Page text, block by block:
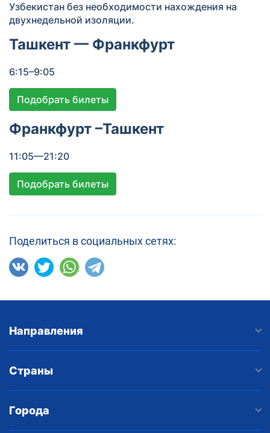
Узбекистан без необходимости нахождения на
двухнедельной изоляции.
Ташкент — Франкфурт
6:15–9:05
Подобрать билеты
Франкфурт –Ташкент
11:05—21:20
Подобрать билеты
Поделиться в социальных сетях:
Направления
Страны
Города